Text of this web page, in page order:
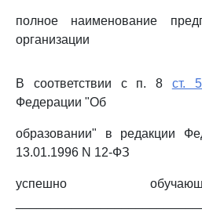
полное наименование
организации
В соответствии с п. 8 ст.
Федерации "Об
образовании" в редакции
13.01.1996 N 12-ФЗ
успешно